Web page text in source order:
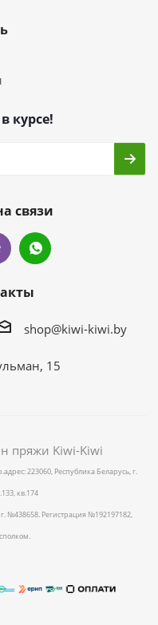
курсе!
связи
shop@kiwi-kiwi.by
15
пряжи Kiwi-Kiwi
223060, Республика Беларусь, г.
кв.174
№438658. Регистрация №192197182,